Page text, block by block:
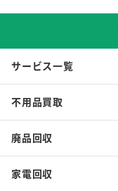
サービス一覧
不用品買取
廃品回収
家電回収